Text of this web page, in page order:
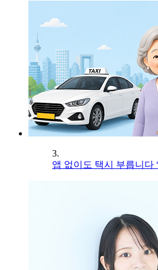
3.
앱 없이도 택시 부릅니다